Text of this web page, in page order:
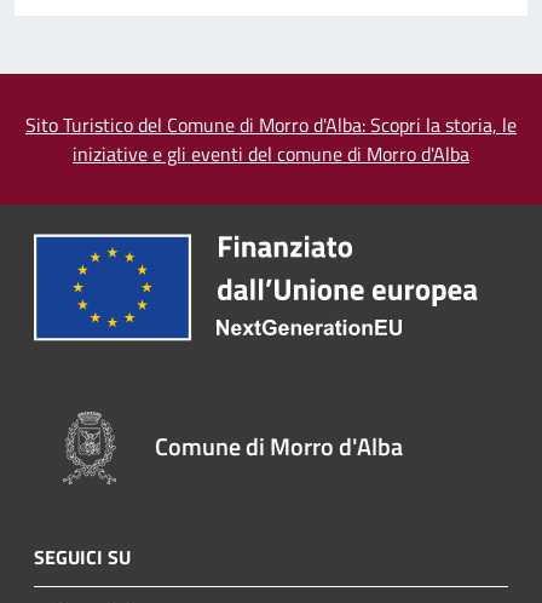
Sito Turistico del Comune di Morro d'Alba: Scopri la storia, le
iniziative e gli eventi del comune di Morro d'Alba
Comune di Morro d'Alba
SEGUICI SU